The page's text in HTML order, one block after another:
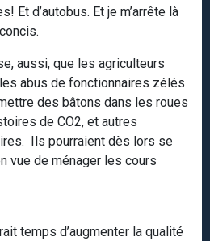
Et d’autobus. Et je m’arrête là
aussi, que les agriculteurs
abus de fonctionnaires zélés
des bâtons dans les roues
de CO2, et autres
Ils pourraient dès lors se
vue de ménager les cours
temps d’augmenter la qualité